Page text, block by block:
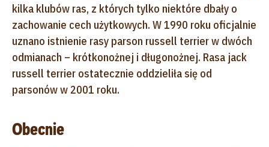
kilka klubów ras, z których tylko niektóre dbały o
zachowanie cech użytkowych. W 1990 roku oficjalnie
uznano istnienie rasy parson russell terrier w dwóch
odmianach – krótkonożnej i długonożnej. Rasa jack
russell terrier ostatecznie oddzieliła się od
parsonów w 2001 roku.
Obecnie